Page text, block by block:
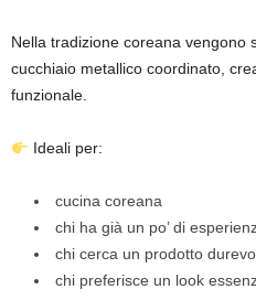
Nella tradizione coreana vengono
cucchiaio metallico coordinato,
funzionale.
Ideali per:
cucina coreana
chi ha già un po’ di
chi cerca un prodotto
chi preferisce un look